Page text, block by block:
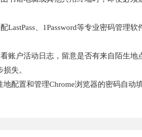
LastPass、1Password等专业密码管
账户活动日志，留意是否有来自陌生
失。
配置和管理Chrome浏览器的密码自